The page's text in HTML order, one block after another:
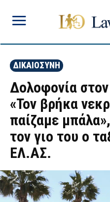
ΔΙΚΑΙΟΣΥΝΗ
Δολοφονία
«Τον βρήκα
παίζαμε
τον γιο του ο
ΕΛ.ΑΣ.